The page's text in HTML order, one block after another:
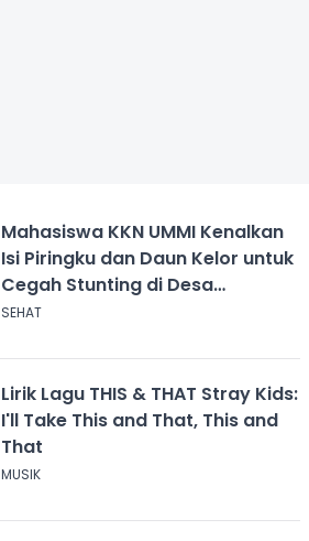
Mahasiswa KKN UMMI Kenalkan
Isi Piringku dan Daun Kelor untuk
Cegah Stunting di Desa
Calingcing
SEHAT
Lirik Lagu THIS & THAT Stray Kids:
I'll Take This and That, This and
That
MUSIK